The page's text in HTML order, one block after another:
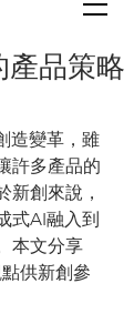
產品策略
造變革，雖
許多產品的
新創來說，
式AI融入到
本文分享
供新創參